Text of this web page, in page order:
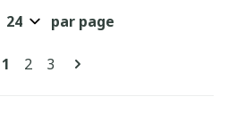
Pages
Vous lisez actuellement la
1 Page
2 Page
3
par page